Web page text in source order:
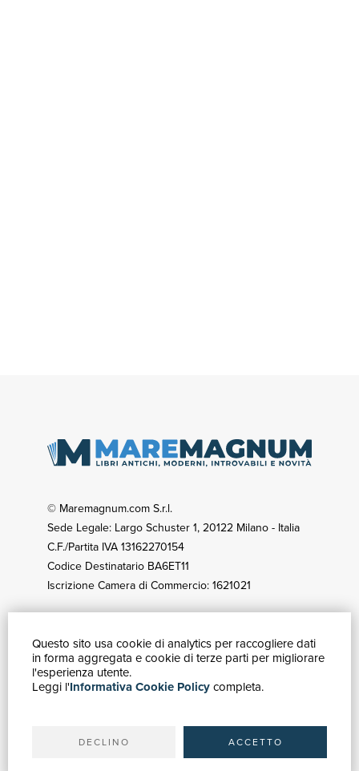
Questo sito usa cookie di analytics per raccogliere dati
in forma aggregata e cookie di terze parti per migliorare
l'esperienza utente.
Leggi l'Informativa Cookie Policycompleta.
DECLINO ACCETTO
© Maremagnum.com S.r.l.
Sede Legale: Largo Schuster 1, 20122 Milano - Italia
C.F./Partita IVA 13162270154
Codice Destinatario BA6ET11
Iscrizione Camera di Commercio: 1621021
GUIDA ACQUISTI
Catalogo
Ricerca avanzata
Spedizioni